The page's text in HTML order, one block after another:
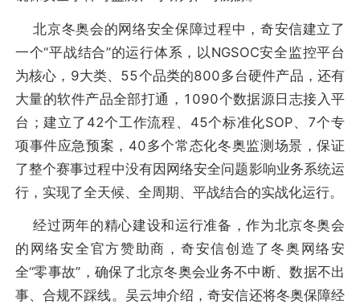
北京冬奥会的网络安全保障过程中，奇安信建立了
一个“平战结合”的运行体系，以NGSOC安全监控平台
为核心，9大类、55个品类的800多台硬件产品，还有
大量的软件产品全部打通，1090个数据源日志接入平
台；建立了42个工作流程、45个标准化SOP、7个专
项事件应急预案，40多个常态化冬奥监测场景，保证
了整个赛事过程中没有因网络安全问题影响业务系统运
行，实现了全天候、全周期、平战结合的实战化运行。
经过两年的精心建设和运行准备，作为北京冬奥会
的网络安全官方赞助商，奇安信创造了冬奥网络安
全“零事故”，确保了北京冬奥会业务不中断、数据不出
事、合规不踩线。吴云坤介绍，奇安信还将冬奥保障经